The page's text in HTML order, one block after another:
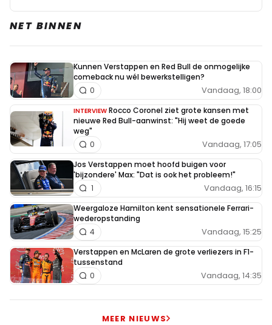
NET BINNEN
Kunnen Verstappen en Red Bull de onmogelijke
comeback nu wél bewerkstelligen?
Vandaag, 18:00
0
INTERVIEW Rocco Coronel ziet grote kansen met
nieuwe Red Bull-aanwinst: "Hij weet de goede
weg"
Vandaag, 17:05
0
Jos Verstappen moet hoofd buigen voor
'bijzondere' Max: "Dat is ook het probleem!"
Vandaag, 16:15
1
Weergaloze Hamilton kent sensationele Ferrari-
wederopstanding
Vandaag, 15:25
4
Verstappen en McLaren de grote verliezers in F1-
tussenstand
Vandaag, 14:35
0
MEER NIEUWS